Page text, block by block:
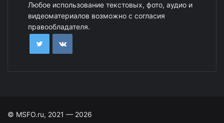
Любое использование текстовых, фото, аудио и
видеоматериалов возможно с согласия
правообладателя.
© MSFO.ru, 2021 — 2026